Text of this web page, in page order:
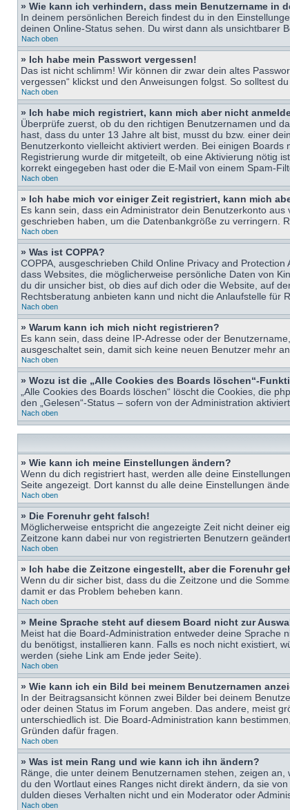
» Wie kann ich verhindern, dass mein Benutzername in
In deinem persönlichen Bereich findest du in den
deinen Online-Status sehen. Du wirst dann als unsichtbarer
Nach oben
» Ich habe mein Passwort vergessen!
Das ist nicht schlimm! Wir können dir zwar dein altes
vergessen“ klickst und den Anweisungen folgst. So solltest
Nach oben
» Ich habe mich registriert, kann mich aber nicht
Überprüfe zuerst, ob du den richtigen Benutzernamen und
hast, dass du unter 13 Jahre alt bist, musst du bzw. einer
Benutzerkonto vielleicht aktiviert werden. Bei einigen
Registrierung wurde dir mitgeteilt, ob eine Aktivierung nötig
korrekt eingegeben hast oder die E-Mail von einem Spam-
Nach oben
» Ich habe mich vor einiger Zeit registriert, kann mich
Es kann sein, dass ein Administrator dein Benutzerkonto
geschrieben haben, um die Datenbankgröße zu verringern.
Nach oben
» Was ist COPPA?
COPPA, ausgeschrieben Child Online Privacy and
dass Websites, die möglicherweise persönliche Daten von
du dir unsicher bist, ob dies auf dich oder die Website, auf
Rechtsberatung anbieten kann und nicht die Anlaufstelle für
Nach oben
» Warum kann ich mich nicht registrieren?
Es kann sein, dass deine IP-Adresse oder der
ausgeschaltet sein, damit sich keine neuen Benutzer mehr
Nach oben
» Wozu ist die „Alle Cookies des Boards löschen“-
„Alle Cookies des Boards löschen“ löscht die Cookies, die
den „Gelesen“-Status – sofern von der Administration
Nach oben
» Wie kann ich meine Einstellungen ändern?
Wenn du dich registriert hast, werden alle deine
Seite angezeigt. Dort kannst du alle deine Einstellungen
Nach oben
» Die Forenuhr geht falsch!
Möglicherweise entspricht die angezeigte Zeit nicht deiner
Zeitzone kann dabei nur von registrierten Benutzern
Nach oben
» Ich habe die Zeitzone eingestellt, aber die Forenuhr
Wenn du dir sicher bist, dass du die Zeitzone und die
damit er das Problem beheben kann.
Nach oben
» Meine Sprache steht auf diesem Board nicht zur
Meist hat die Board-Administration entweder deine Sprache
du benötigst, installieren kann. Falls es noch nicht existiert,
werden (siehe Link am Ende jeder Seite).
Nach oben
» Wie kann ich ein Bild bei meinem Benutzernamen
In der Beitragsansicht können zwei Bilder bei deinem
oder deinen Status im Forum angeben. Das andere, meist
unterschiedlich ist. Die Board-Administration kann
Gründen dafür fragen.
Nach oben
» Was ist mein Rang und wie kann ich ihn ändern?
Ränge, die unter deinem Benutzernamen stehen, zeigen
du den Wortlaut eines Ranges nicht direkt ändern, da sie
dulden dieses Verhalten nicht und ein Moderator oder
Nach oben